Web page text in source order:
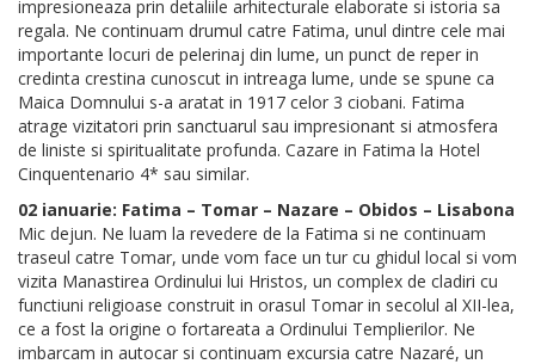
impresioneaza prin detaliile arhitecturale elaborate si istoria sa
regala. Ne continuam drumul catre Fatima, unul dintre cele mai
importante locuri de pelerinaj din lume, un punct de reper in
credinta crestina cunoscut in intreaga lume, unde se spune ca
Maica Domnului s-a aratat in 1917 celor 3 ciobani. Fatima
atrage vizitatori prin sanctuarul sau impresionant si atmosfera
de liniste si spiritualitate profunda. Cazare in Fatima la Hotel
Cinquentenario 4* sau similar.
02 ianuarie: Fatima – Tomar – Nazare – Obidos – Lisabona
Mic dejun. Ne luam la revedere de la Fatima si ne continuam
traseul catre Tomar, unde vom face un tur cu ghidul local si vom
vizita Manastirea Ordinului lui Hristos, un complex de cladiri cu
functiuni religioase construit in orasul Tomar in secolul al XII-lea,
ce a fost la origine o fortareata a Ordinului Templierilor. Ne
imbarcam in autocar si continuam excursia catre Nazaré, un